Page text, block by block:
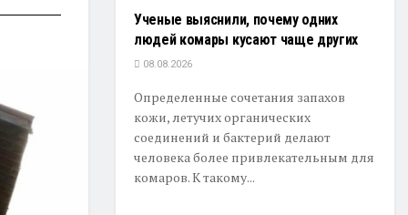
Ученые выяснили, почему одних
людей комары кусают чаще других
08.08.2026
Определенные сочетания запахов
кожи, летучих органических
соединений и бактерий делают
человека более привлекательным для
комаров. К такому...